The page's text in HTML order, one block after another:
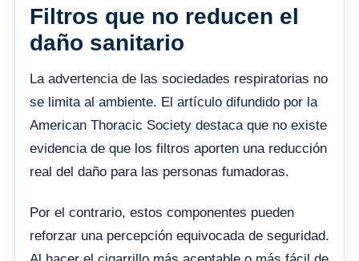
Filtros que no reducen el
daño sanitario
La advertencia de las sociedades respiratorias no
se limita al ambiente. El artículo difundido por la
American Thoracic Society destaca que no existe
evidencia de que los filtros aporten una reducción
real del daño para las personas fumadoras.
Por el contrario, estos componentes pueden
reforzar una percepción equivocada de seguridad.